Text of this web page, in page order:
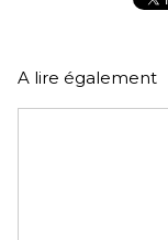
A lire également